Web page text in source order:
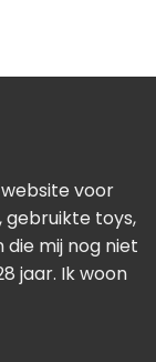
voor
gebruikte toys,
die mij nog niet
jaar. Ik woon